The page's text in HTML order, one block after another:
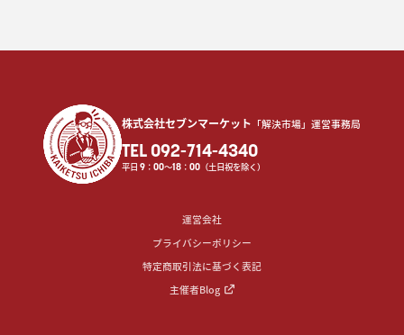
株式会社セブンマーケット 「解決市場」運営事務局
TEL 092-714-4340
平日9 ：00〜18 ：00 （土日祝を除く）
運営会社
プライバシーポリシー
特定商取引法に基づく表記
主催者Blog